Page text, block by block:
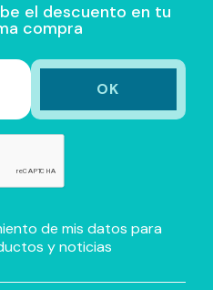
el descuento en tu
compra
de mis datos para
y noticias